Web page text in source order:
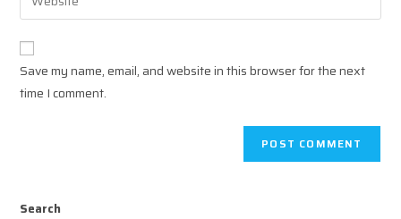
comment
address
comment
your
website
URL
(optional)
Save my name, email, and website in this browser for the next
time I comment.
Search